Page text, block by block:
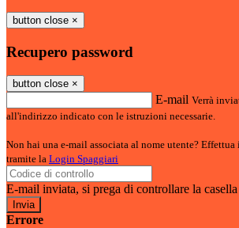
button close ×
Recupero password
button close ×
E-mail Verrà
all'indirizzo indicato con le istruzioni necessarie.
Non hai una e-mail associata al nome utente? Effettua
tramite la Login Spaggiari
E-mail inviata, si prega di controllare la
Errore